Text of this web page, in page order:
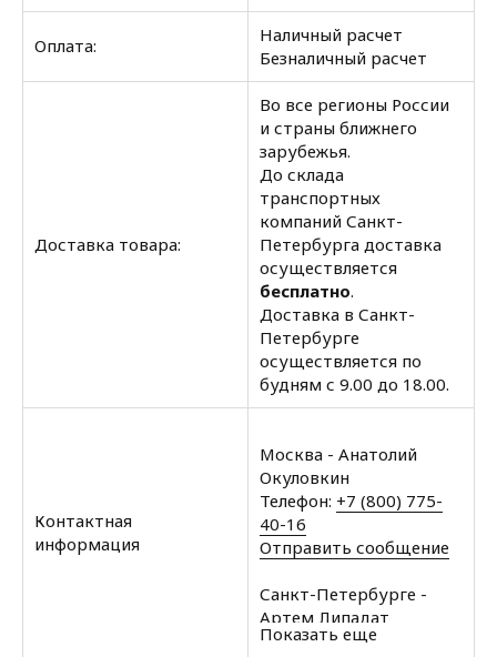
Оплата:
Наличный расчет
Безналичный расчет
Доставка товара:
Во все регионы России
и страны ближнего
зарубежья.
До склада
транспортных
компаний Санкт-
Петербурга доставка
осуществляется
бесплатно.
Доставка в Санкт-
Петербурге
осуществляется по
будням с 9.00 до 18.00.
Контактная
информация
Москва - Анатолий
Окуловкин
Телефон: +7 (800) 775-
40-16
Отправить сообщение
Санкт-Петербурге -
Артем Липадат
Телефон:+7 (812) 602-
Показать еще